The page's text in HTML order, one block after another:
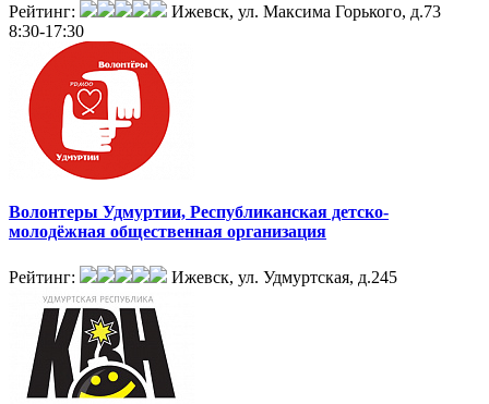
Рейтинг:
Ижевск, ул. Максима Горького, д.73
8:30-17:30
Волонтеры Удмуртии, Республиканская детско-
молодёжная общественная организация
Рейтинг: Ижевск, ул. Удмуртская, д.245